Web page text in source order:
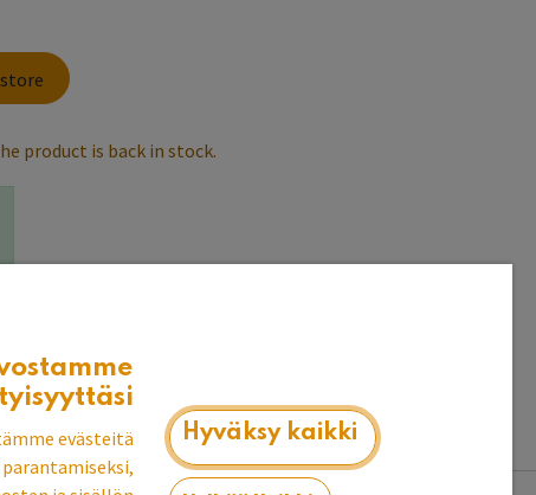
product is back in stock.
evästeitä
Hyväksy kaikki